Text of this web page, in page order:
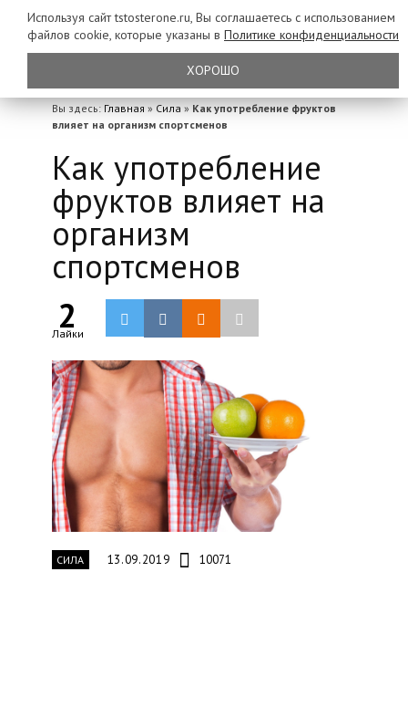
Вы здесь: Главная » Сила » Как употребление фруктов
влияет на организм спортсменов
Как употребление
фруктов влияет на
организм
спортсменов
2
Лайки
СИЛА 13.09.2019 10071
Используя сайт tstosterone.ru, Вы соглашаетесь с использованием
файлов cookie, которые указаны в Политике конфиденциальности
ХОРОШО